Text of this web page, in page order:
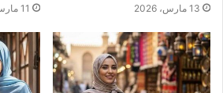
13 مارس، 2026 11 مارس، 2026